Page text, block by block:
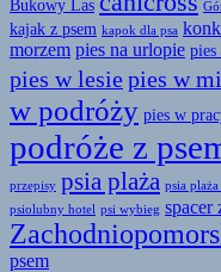
Bukowy Las
kajak z psem kapok dla psa
morzem pies na urlopie pies
pies w lesiepies w
w podróży pies w
podróże z
przepisy psia plaża psia
psiolubny hotel psi wybieg spacer
psem